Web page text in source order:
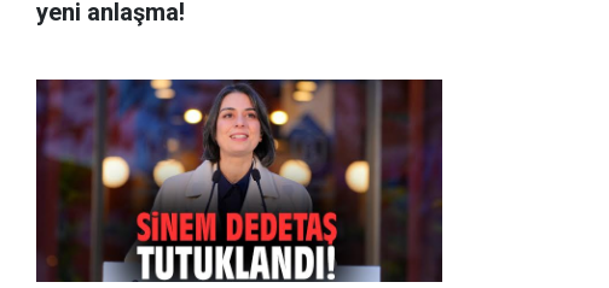
yeni anlaşma!